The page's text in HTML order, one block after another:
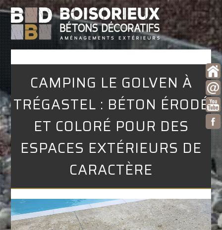
CAMPING LE GOLVEN À
TRÉGASTEL : BÉTON ÉRODÉ
ET COLORÉ POUR DES
ESPACES EXTÉRIEURS DE
CARACTÈRE